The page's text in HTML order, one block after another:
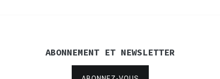
ABONNEMENT ET NEWSLETTER